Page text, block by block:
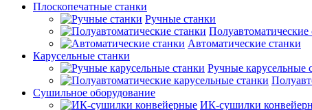
Плоскопечатные станки
Ручные станки
Полуавтоматические
Автоматические станки
Карусельные станки
Ручные карусельные
Сушильное оборудование
ИК-сушилки